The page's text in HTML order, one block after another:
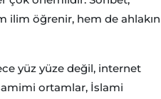
ilim öğrenir, hem de ahlakın
yüz yüze değil, internet
ortamlar, İslami